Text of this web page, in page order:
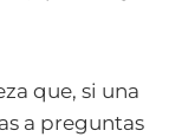
que, si una
a preguntas